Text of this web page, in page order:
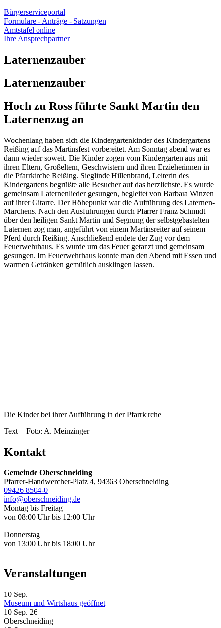
Bürgerserviceportal
Formulare - Anträge - Satzungen
Amtstafel online
Ihre Ansprechpartner
Laternenzauber
Laternenzauber
Hoch zu Ross führte Sankt Martin den
Laternenzug an
Wochenlang haben sich die Kindergartenkinder des Kindergartens
Reißing auf das Martinsfest vorbereitet. Am Sonntag abend war es
dann wieder soweit. Die Kinder zogen vom Kindergarten aus mit
ihren Eltern, Großeltern, Geschwistern und ihren Erzieherinnen in
die Pfarrkirche Reißing. Sieglinde Hillenbrand, Leiterin des
Kindergartens begrüßte alle Besucher auf das herzlichste. Es wurde
gemeinsam Laternenlieder gesungen, begleitet von Barbara Winzen
auf ihrer Gitarre. Der Höhepunkt war die Aufführung des Laternen-
Märchens. Nach den Ausführungen durch Pfarrer Franz Schmidt
über den heiligen Sankt Martin und Segnung der selbstgebastelten
Laternen zog man, angeführt von einem Martinsreiter auf seinem
Pferd durch Reißing. Anschließend endete der Zug vor dem
Feuerwehrhaus. Es wurde um das Feuer getanzt und gemeinsam
gesungen. Im Feuerwehrhaus konnte man den Abend mit Essen und
warmen Getränken gemütlich ausklingen lassen.
Die Kinder bei ihrer Aufführung in der Pfarrkirche
Text + Foto: A. Meinzinger
Kontakt
Gemeinde Oberschneiding
Pfarrer-Handwercher-Platz 4, 94363 Oberschneiding
09426 8504-0
info@oberschneiding.de
Montag bis Freitag
von 08:00 Uhr bis 12:00 Uhr
Donnerstag
von 13:00 Uhr bis 18:00 Uhr
Veranstaltungen
10 Sep.
Museum und Wirtshaus geöffnet
10 Sep. 26
Oberschneiding